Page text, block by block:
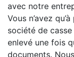
avec notre
Vous n’avez
société de
enlevé une fois
documents.